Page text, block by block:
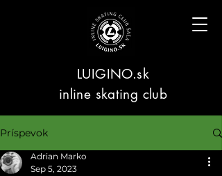
LUIGINO.sk
inline skating club
Príspevok
Adrian Marko
Sep 5, 2023